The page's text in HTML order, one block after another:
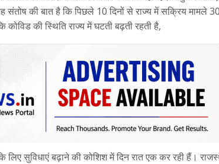
संतोष की बात है कि पिछले 10 दिनों से राज्य में सक्रिय मामले
की स्थिति राज्य में घटती बढ़ती रहती है,
सुविधाएं बढ़ाने की कोशिश में दिन रात एक कर रही हैं।